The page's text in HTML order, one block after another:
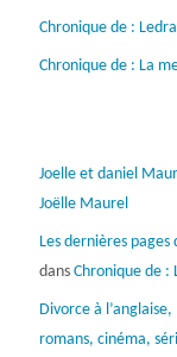
Chronique de :
Chronique de : La
Joelle et daniel
Joëlle Maurel
Les dernières
dans Chronique de :
Divorce à
romans, cinéma,